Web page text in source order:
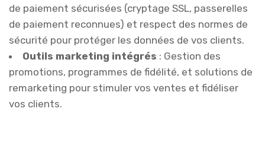
de paiement sécurisées (cryptage SSL, passerelles
de paiement reconnues) et respect des normes de
sécurité pour protéger les données de vos clients.
Outils marketing intégrés : Gestion des
promotions, programmes de fidélité, et solutions de
remarketing pour stimuler vos ventes et fidéliser
vos clients.